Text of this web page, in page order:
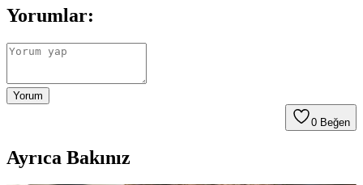
Yorumlar:
Yorum
0 Beğen
Ayrıca Bakınız